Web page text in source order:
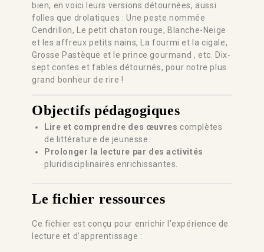
bien, en voici leurs versions détournées, aussi
folles que drolatiques : Une peste nommée
Cendrillon, Le petit chaton rouge, Blanche-Neige
et les affreux petits nains, La fourmi et la cigale,
Grosse Pastèque et le prince gourmand , etc. Dix-
sept contes et fables détournés, pour notre plus
grand bonheur de rire !
Objectifs pédagogiques
Lire et comprendre des œuvres complètes
de littérature de jeunesse.
Prolonger la lecture par des activités
pluridisciplinaires enrichissantes.
Le fichier ressources
Ce fichier est conçu pour enrichir l’expérience de
lecture et d’apprentissage :